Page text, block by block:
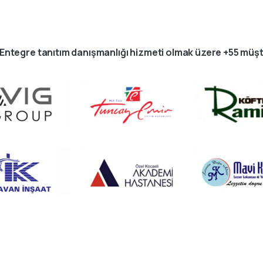
Entegre tanıtım danışmanlığı hizmeti olmak üzere +55